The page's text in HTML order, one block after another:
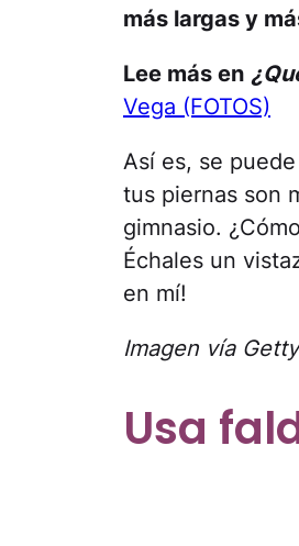
más largas y
Lee más en
Vega (FOTOS)
Así es, se
tus piernas son
gimnasio.
Échales un
en mí!
Imagen vía
Usa